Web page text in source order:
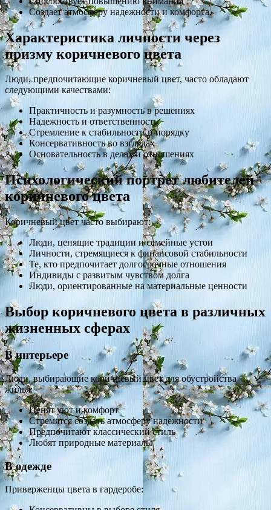
Создает атмосферу надежности и комфорта.
Характеристика личности через
призму коричневого цвета
Люди, предпочитающие коричневый цвет, часто обладают
следующими качествами:
Практичность и разумность в решениях
Надежность и ответственность
Стремление к стабильности и порядку
Консервативность во взглядах
Основательность в делах и отношениях
Психологический портрет любителей
коричневого цвета
Коричневый цвет часто выбирают:
Люди, ценящие традиции и семейные устои
Личности, стремящиеся к финансовой стабильности
Те, кто предпочитает долгосрочные отношения
Индивиды с развитым чувством долга
Люди, ориентированные на материальные ценности
Выбор коричневого цвета в различных
жизненных сферах
В интерьере
Люди, выбирающие коричневый цвет для обустройства
жилья:
Ценят уют и комфорт
Стремятся создать атмосферу надежности
Предпочитают классический стиль
Любят природные материалы
В одежде
Приверженцы цвета в гардеробе: